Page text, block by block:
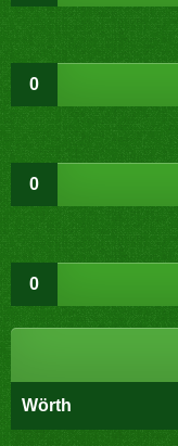
0
0
0
Wörth